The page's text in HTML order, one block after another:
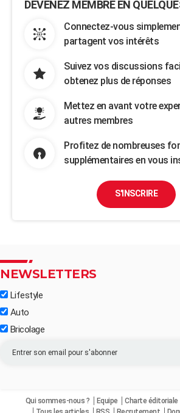
DEVENEZ MEMBRE EN
Connectez-vous
partagent vos intérêts
Suivez vos discussions
obtenez plus de réponses
Mettez en avant votre
autres membres
Profitez de nombreuses
supplémentaires en vous
S'INSCRIRE
NEWSLETTERS
Lifestyle
Auto
Bricolage
Qui sommes-nous ? Equipe Charte éditoriale